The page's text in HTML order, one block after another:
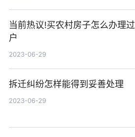
当前热议!买农村房子怎么办理过
户
2023-06-29
拆迁纠纷怎样能得到妥善处理
2023-06-29